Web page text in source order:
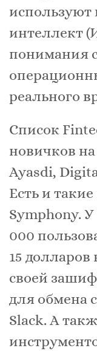
используют
интеллект
понимания
реального
Список
новичков
Ayasdi,
Есть и
Symphony.
000
15 долларов
своей
для обмена
Slack. А